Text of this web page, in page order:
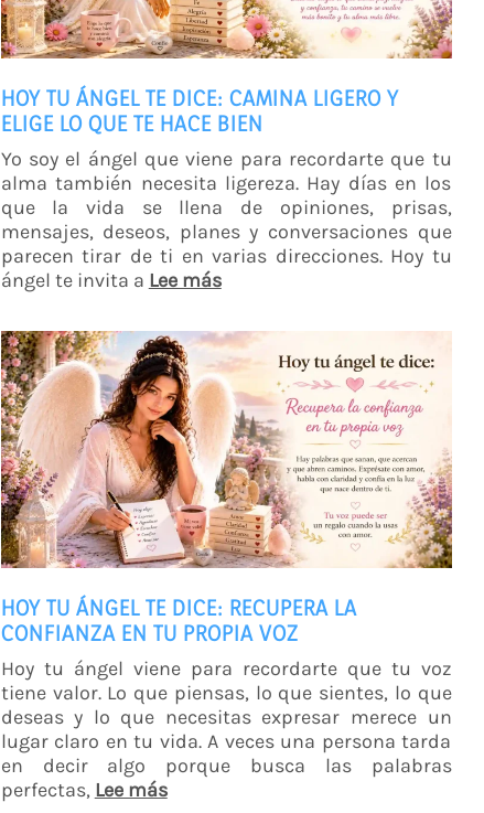
HOY TU ÁNGEL TE DICE: CAMINA LIGERO Y
ELIGE LO QUE TE HACE BIEN
Yo soy el ángel que viene para recordarte que tu
alma también necesita ligereza. Hay días en los
que la vida se llena de opiniones, prisas,
mensajes, deseos, planes y conversaciones que
parecen tirar de ti en varias direcciones. Hoy tu
ángel te invita a Lee más
HOY TU ÁNGEL TE DICE: RECUPERA LA
CONFIANZA EN TU PROPIA VOZ
Hoy tu ángel viene para recordarte que tu voz
tiene valor. Lo que piensas, lo que sientes, lo que
deseas y lo que necesitas expresar merece un
lugar claro en tu vida. A veces una persona tarda
en decir algo porque busca las palabras
perfectas, Lee más